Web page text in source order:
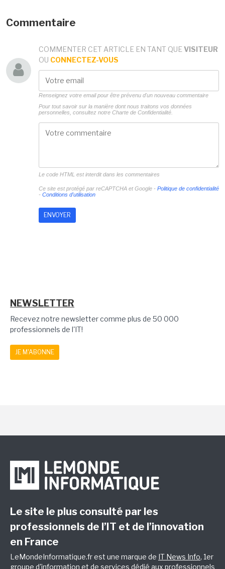
Commentaire
COMMENTER CET ARTICLE EN TANT QUE VISITEUR
OU CONNECTEZ-VOUS
Renseignez votre email pour être prévenu d'un nouveau commentaire
Pour tout savoir sur la manière dont nous traitons vos données
personnelles, consultez notre Charte de Confidentialité.
Le code HTML est interdit dans les commentaires
Ce site est protégé par reCAPTCHA et Google - Politique de confidentialité
- Conditions d'utilisation
NEWSLETTER
Recevez notre newsletter comme plus de 50 000
professionnels de l'IT!
JE M'ABONNE
Le site le plus consulté par les
professionnels de l’IT et de l’innovation
en France
LeMondeInformatique.fr est une marque de IT News Info, 1er
groupe d'information et de services dédié aux professionnels